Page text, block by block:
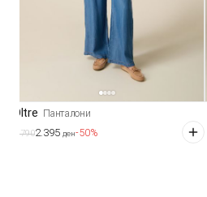
Oltre Панталони
4.7902.395 ден-50%